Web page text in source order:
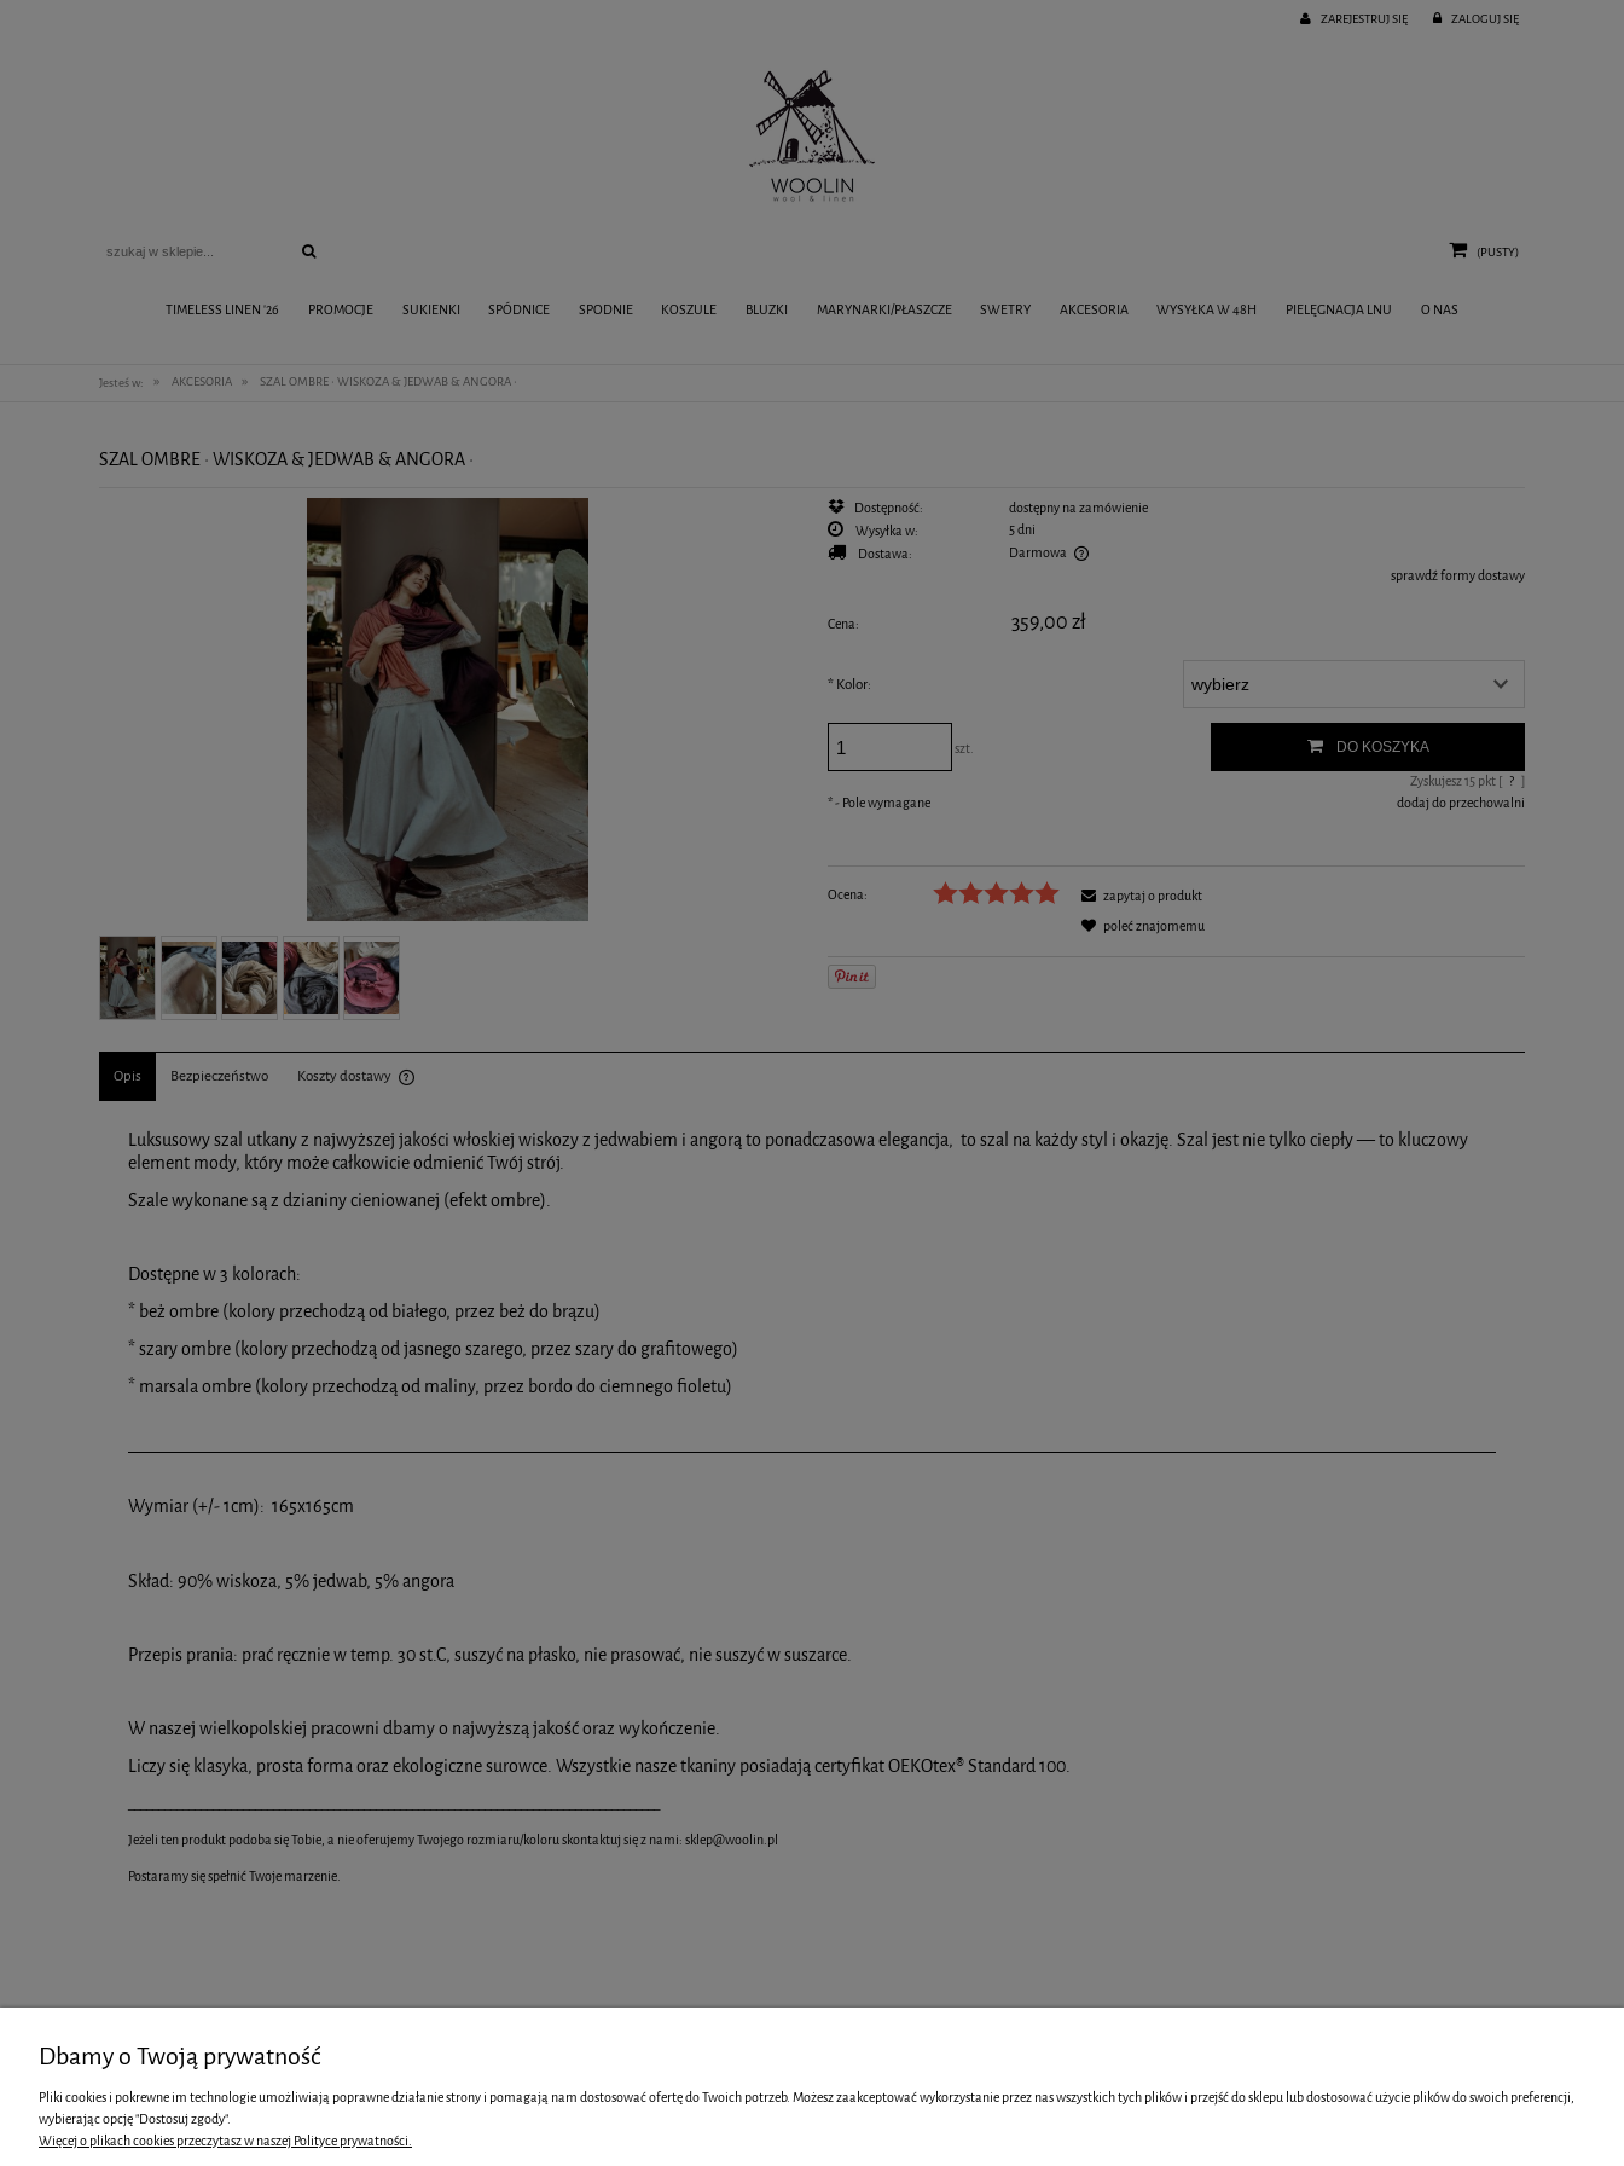
ZAREJESTRUJ SIĘ ZALOGUJ SIĘ
(PUSTY)
TIMELESS LINEN '26 PROMOCJE SUKIENKI SPÓDNICE SPODNIE KOSZULE BLUZKI MARYNARKI/PŁASZCZE SWETRY AKCESORIA WYSYŁKA W 48H PIELĘGNACJA LNU O NAS
Jesteś w: » AKCESORIA » SZAL OMBRE • WISKOZA & JEDWAB & ANGORA •
SZAL OMBRE • WISKOZA & JEDWAB & ANGORA •
Dostępność:
dostępny na zamówienie
Wysyłka w:
5 dni
Dostawa:
Darmowa
sprawdź formy dostawy
Cena: 359,00 zł
*Kolor:
szt. DO KOSZYKA
Zyskujesz15pkt [ ? ]
dodaj do przechowalni
*- Pole wymagane
Ocena:
zapytaj o produkt
poleć znajomemu
Opis Bezpieczeństwo Koszty dostawy
Cena nie zawiera ewentualnych kosztów płatności
Luksusowy szal utkany z najwyższej jakości włoskiej wiskozy z jedwabiem i angorą to ponadczasowa elegancja, to szal na każdy styl i okazję. Szal jest nie tylko ciepły — to kluczowy
element mody, który może całkowicie odmienić Twój strój.
Szale wykonane są z dzianiny cieniowanej (efekt ombre).
Dostępne w 3 kolorach:
* beż ombre (kolory przechodzą od białego, przez beż do brązu)
* szary ombre (kolory przechodzą od jasnego szarego, przez szary do grafitowego)
* marsala ombre (kolory przechodzą od maliny, przez bordo do ciemnego fioletu)
Wymiar (+/- 1cm): 165x165cm
Skład: 90% wiskoza, 5% jedwab, 5% angora
Przepis prania: prać ręcznie w temp. 30 st.C, suszyć na płasko, nie prasować, nie suszyć w suszarce.
W naszej wielkopolskiej pracowni dbamy o najwyższą jakość oraz wykończenie.
Liczy się klasyka, prosta forma oraz ekologiczne surowce. Wszystkie nasze tkaniny posiadają certyfikat OEKOtex® Standard 100.
Jeżeli ten produkt podoba się Tobie, a nie oferujemy Twojego rozmiaru/koloru skontaktuj się z nami: sklep@woolin.pl
Postaramy się spełnić Twoje marzenie.
ZAKUPY
Dbamy o Twoją prywatność
Pliki cookies i pokrewne im technologie umożliwiają poprawne działanie strony i pomagają nam dostosować ofertę do Twoich potrzeb. Możesz zaakceptować wykorzystanie przez nas wszystkich tych plików i przejść do sklepu lub dostosować użycie plików do swoich preferencji,
wybierając opcję "Dostosuj zgody".
Więcej o plikach cookies przeczytasz w naszej Polityce prywatności.